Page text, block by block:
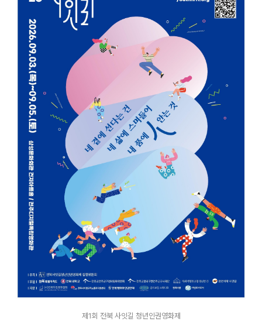
제1회 전북 사잇길 청년인권영화제